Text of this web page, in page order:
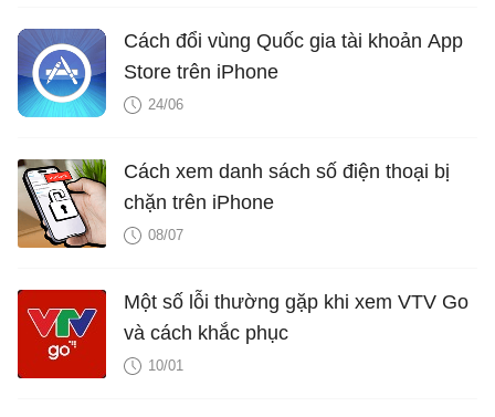
Cách đổi vùng Quốc gia tài khoản App
Store trên iPhone
24/06
Cách xem danh sách số điện thoại bị
chặn trên iPhone
08/07
Một số lỗi thường gặp khi xem VTV Go
và cách khắc phục
10/01